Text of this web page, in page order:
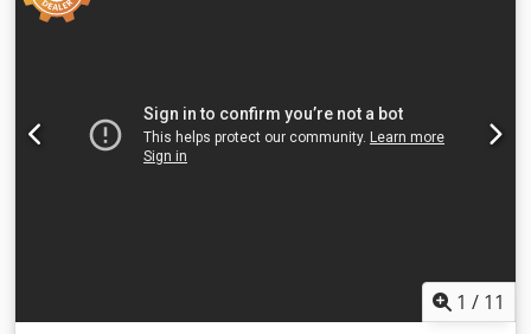
500 x 600 x 600 mm (bxdxh) - Fixturyta med fästhål i 50 mm
formade ytor - Inkl. fotpedal för start av
graveringsprocessen Försäljning sker uteslutande till
kommersiella kunder. Leverans / rådgivning / försäljning
1 / 11